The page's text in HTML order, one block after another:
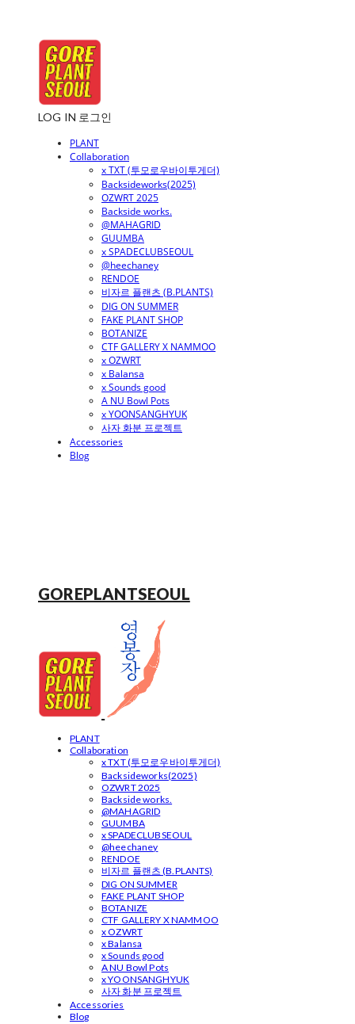
LOG IN 로그인
PLANT
Collaboration
x TXT (투모로우바이투게더)
Backsideworks(2025)
OZWRT 2025
Backside works.
@MAHAGRID
GUUMBA
x SPADECLUBSEOUL
@heechaney
RENDOE
비자르 플랜츠 (B.PLANTS)
DIG ON SUMMER
FAKE PLANT SHOP
BOTANIZE
CTF GALLERY X NAMMOO
x OZWRT
x Balansa
x Sounds good
A NU Bowl Pots
x YOONSANGHYUK
사자 화분 프로젝트
Accessories
Blog
GOREPLANTSEOUL
PLANT
Collaboration
x TXT (투모로우바이투게더)
Backsideworks(2025)
OZWRT 2025
Backside works.
@MAHAGRID
GUUMBA
x SPADECLUBSEOUL
@heechaney
RENDOE
비자르 플랜츠 (B.PLANTS)
DIG ON SUMMER
FAKE PLANT SHOP
BOTANIZE
CTF GALLERY X NAMMOO
x OZWRT
x Balansa
x Sounds good
A NU Bowl Pots
x YOONSANGHYUK
사자 화분 프로젝트
Accessories
Blog